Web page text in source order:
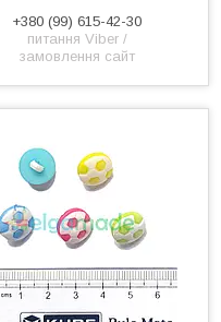
+380 (99) 615-42-30
питання Viber /
замовлення сайт